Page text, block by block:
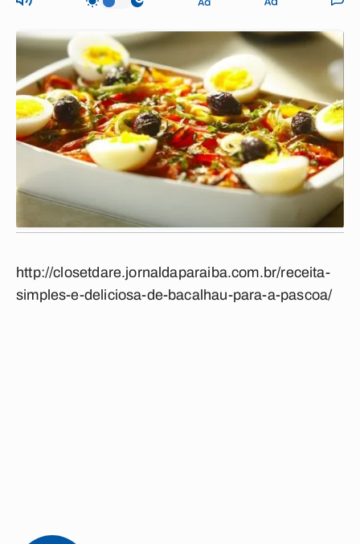
http://closetdare.jornaldaparaiba.com.br/receita-
simples-e-deliciosa-de-bacalhau-para-a-pascoa/